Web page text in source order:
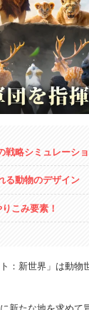
戦略シミュレーシ
る動物のデザイン
こみ要素！
：新世界」は動物